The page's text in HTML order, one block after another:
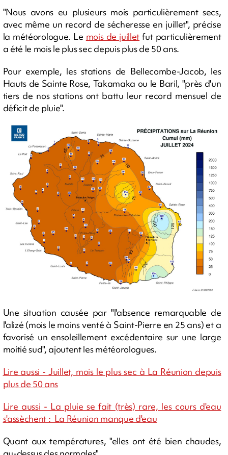
"Nous avons eu plusieurs mois particulièrement secs,
avec même un record de sécheresse en juillet", précise
la météorologue. Le mois de juillet fut particulièrement
a été le mois le plus sec depuis plus de 50 ans.
Pour exemple, les stations de Bellecombe-Jacob, les
Hauts de Sainte Rose, Takamaka ou le Baril, "près d'un
tiers de nos stations ont battu leur record mensuel de
déficit de pluie".
Une situation causée par "l'absence remarquable de
l'alizé (mois le moins venté à Saint-Pierre en 25 ans) et a
favorisé un ensoleillement excédentaire sur une large
moitié sud", ajoutent les météorologues.
Lire aussi - Juillet, mois le plus sec à La Réunion depuis
plus de 50 ans
Lire aussi - La pluie se fait (très) rare, les cours d'eau
s'assèchent : La Réunion manque d'eau
Quant aux températures, "elles ont été bien chaudes,